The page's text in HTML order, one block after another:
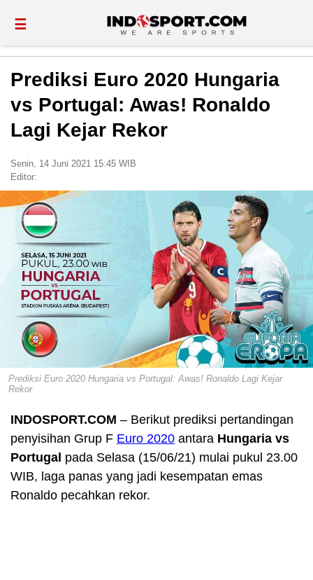
☰
Prediksi Euro 2020 Hungaria
vs Portugal: Awas! Ronaldo
Lagi Kejar Rekor
Senin, 14 Juni 2021 15:45 WIB
Editor:
Prediksi Euro 2020 Hungaria vs Portugal: Awas! Ronaldo Lagi Kejar
Rekor
INDOSPORT.COM – Berikut prediksi pertandingan
penyisihan Grup F Euro 2020 antara Hungaria vs
Portugal pada Selasa (15/06/21) mulai pukul 23.00
WIB, laga panas yang jadi kesempatan emas
Ronaldo pecahkan rekor.